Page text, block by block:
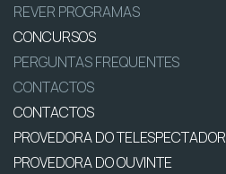
REVER PROGRAMAS
CONCURSOS
PERGUNTAS FREQUENTES
CONTACTOS
CONTACTOS
PROVEDORA DO TELESPECTADOR
PROVEDORA DO OUVINTE